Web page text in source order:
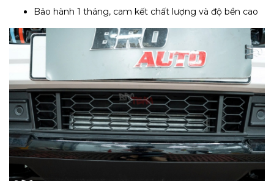
Bảo hành 1 tháng, cam kết chất lượng và độ bền cao